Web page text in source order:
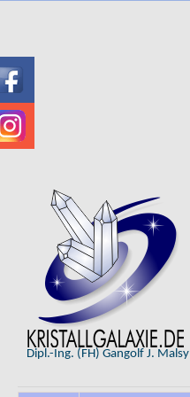
Dipl.-Ing. (FH) Gangolf J. Malsy